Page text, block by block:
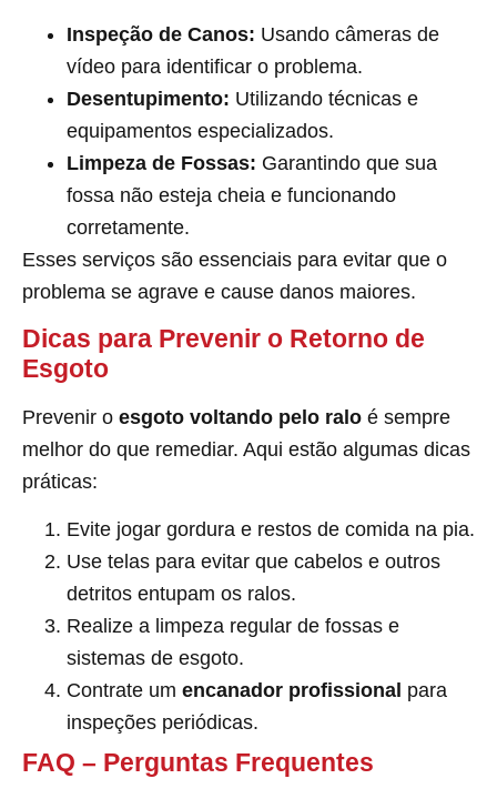
Inspeção de Canos: Usando câmeras de
vídeo para identificar o problema.
Desentupimento: Utilizando técnicas e
equipamentos especializados.
Limpeza de Fossas: Garantindo que sua
fossa não esteja cheia e funcionando
corretamente.
Esses serviços são essenciais para evitar que o
problema se agrave e cause danos maiores.
Dicas para Prevenir o Retorno de
Esgoto
Prevenir o esgoto voltando pelo ralo é sempre
melhor do que remediar. Aqui estão algumas dicas
práticas:
Evite jogar gordura e restos de comida na pia.
Use telas para evitar que cabelos e outros
detritos entupam os ralos.
Realize a limpeza regular de fossas e
sistemas de esgoto.
Contrate um encanador profissional para
inspeções periódicas.
FAQ – Perguntas Frequentes